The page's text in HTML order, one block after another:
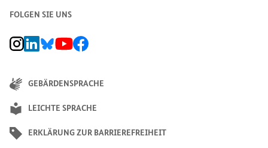
FOLGEN SIE UNS
BMZ Instagram-Kanal, Externer Link
BMZ LinkedIn Unternehmensseite, Externer Link
BMZ Bluesky-Seite, Externer Link
BMZ Youtube-Kanal, Externer Link
BMZ Facebook-Seite, Externer Link
GEBÄRDENSPRACHE
LEICHTE SPRACHE
ERKLÄRUNG ZUR BARRIEREFREIHEIT